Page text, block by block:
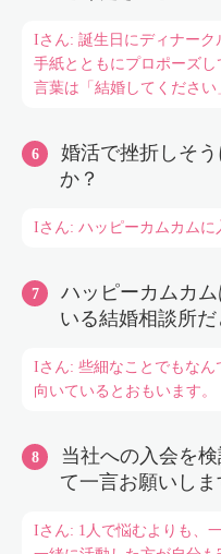
Iさん: 誕生日にディナーク
手紙とともにプロポーズし
言葉は「結婚してください
婚活で挫折しそ
か？
Iさん: ハッピーカムカムに
ハッピーカムカ
いる結婚相談所だ
Iさん: 些細なことでもなん
向いているとおもいます。
当社への入会を
て一言お願いしま
Iさん: 1人で悩むよりも、